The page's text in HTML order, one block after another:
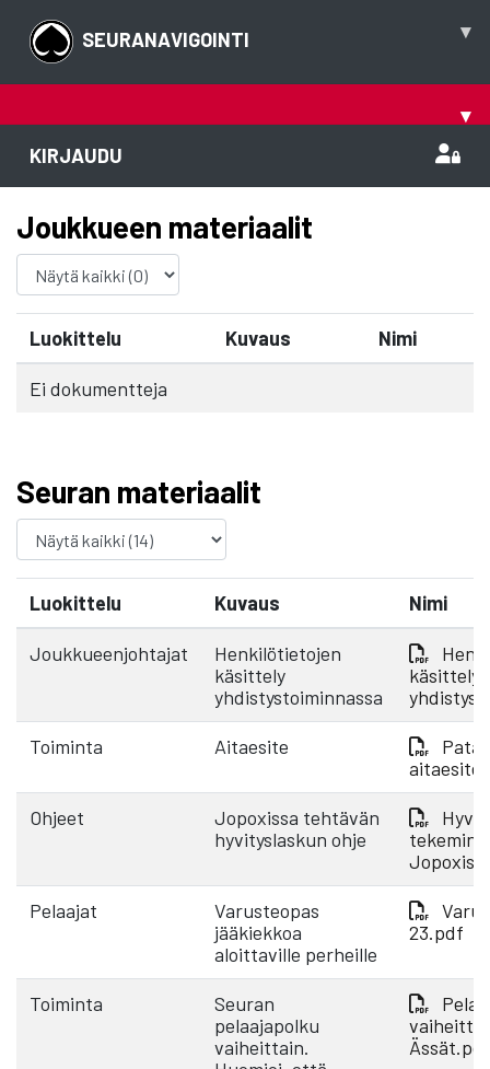
SEURANAVIGOINTI ▾
▾
KIRJAUDU
Joukkueen materiaalit
Luokittelu Kuvaus Nimi
Ei dokumentteja
Seuran materiaalit
Luokittelu Kuvaus Nimi
Joukkueenjohtajat
Henkilötietojen
käsittely
yhdistystoiminnassa
käsittely
Toiminta Aitaesite
Pata
Ohjeet
Jopoxissa tehtävän
hyvityslaskun ohje
Pelaajat
Varusteopas
jääkiekkoa
aloittaville perheille
23.pdf
Toiminta
Seuran
pelaajapolku
vaiheittain.
Ässät.pdf